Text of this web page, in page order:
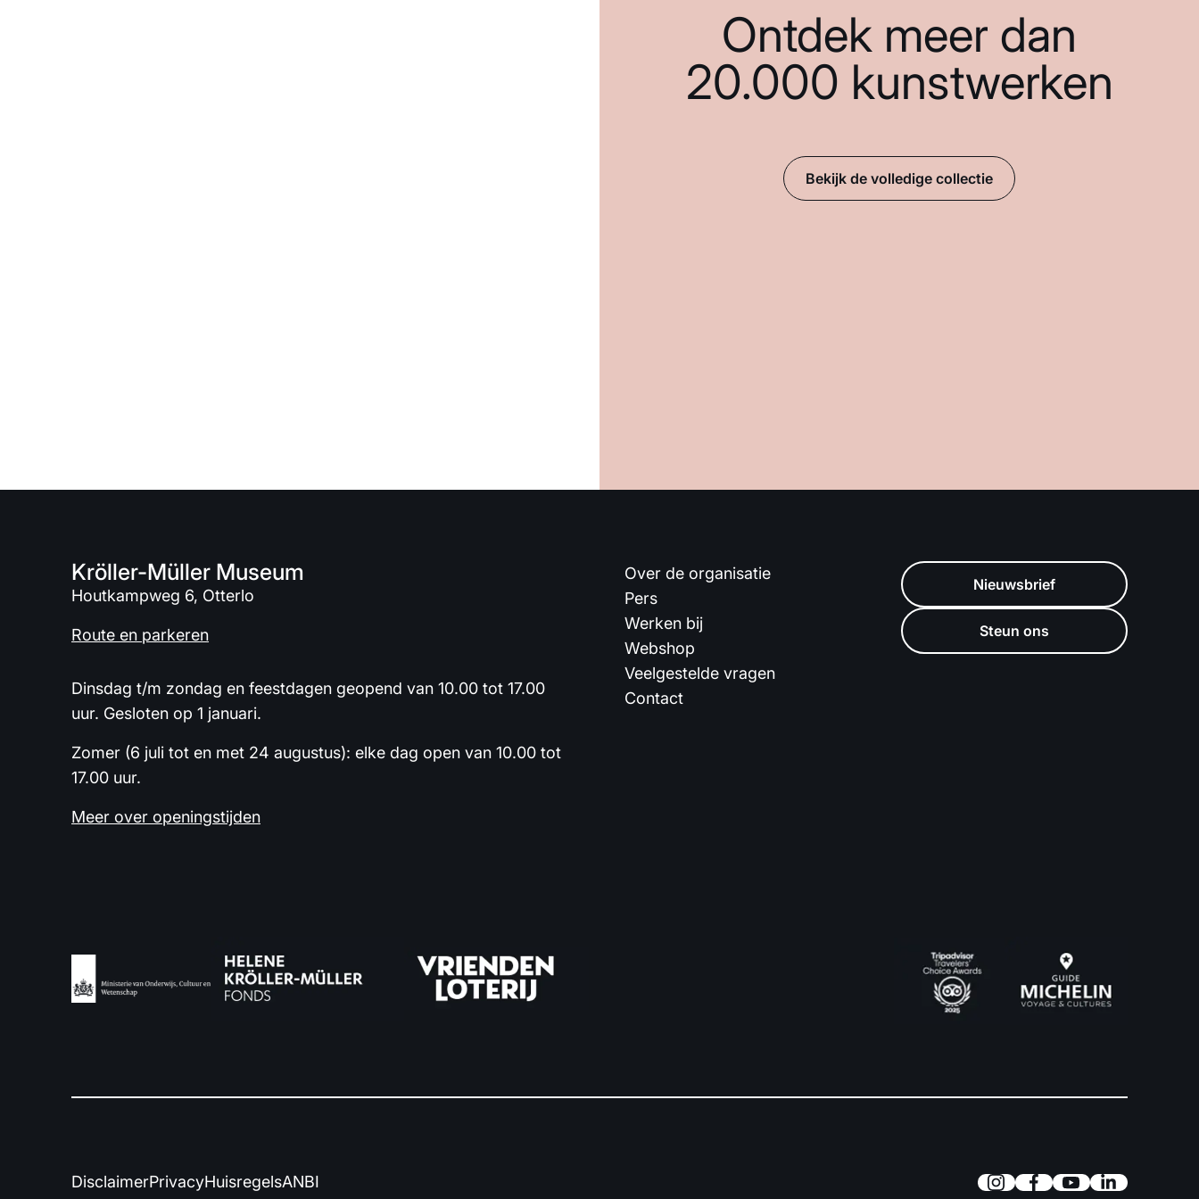
Ontdek meer dan
20.000 kunstwerken
Bekijk de volledige collectie
Kröller-Müller Museum
Houtkampweg 6, Otterlo
Route en parkeren
Dinsdag t/m zondag en feestdagen geopend van 10.00 tot 17.00
uur. Gesloten op 1 januari.
Zomer (6 juli tot en met 24 augustus): elke dag open van 10.00 tot
17.00 uur.
Meer over openingstijden
Over de organisatie
Pers
Werken bij
Webshop
Veelgestelde vragen
Contact
Nieuwsbrief
Steun ons
DisclaimerPrivacyHuisregelsANBI